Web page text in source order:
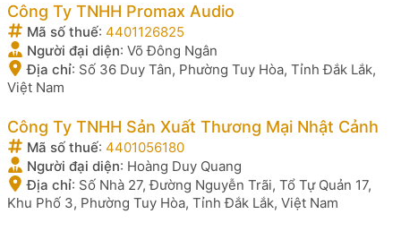
Công Ty TNHH Promax Audio
Mã số thuế: 4401126825
Người đại diện: Võ Đông Ngân
Địa chỉ: Số 36 Duy Tân, Phường Tuy Hòa, Tỉnh Đắk Lắk,
Việt Nam
Công Ty TNHH Sản Xuất Thương Mại Nhật Cảnh
Mã số thuế: 4401056180
Người đại diện: Hoàng Duy Quang
Địa chỉ: Số Nhà 27, Đường Nguyễn Trãi, Tổ Tự Quản 17,
Khu Phố 3, Phường Tuy Hòa, Tỉnh Đắk Lắk, Việt Nam